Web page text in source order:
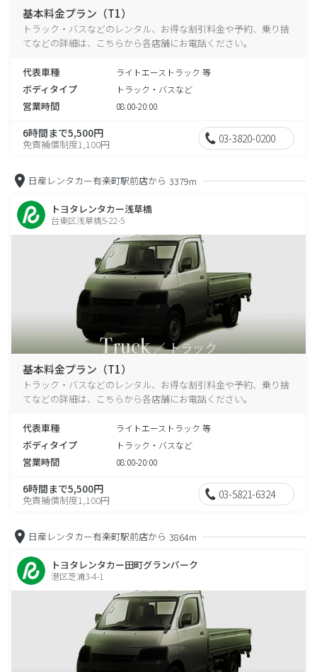
基本料金プラン（T1）
トラック・バスなどのレンタル、お得な割引料金や予約、乗り捨
てなどの詳細は、こちらから各店舗にお電話ください。
代表車種 ライトエーストラック 等
ボディタイプ トラック・バスなど
営業時間 08:00-20:00
6時間まで5,500円
免責補償制度1,100円 03-3820-0200
日産レンタカー有楽町駅前店から 3379m
トヨタレンタカー浅草橋
台東区浅草橋5-22-5
基本料金プラン（T1）
トラック・バスなどのレンタル、お得な割引料金や予約、乗り捨
てなどの詳細は、こちらから各店舗にお電話ください。
代表車種 ライトエーストラック 等
ボディタイプ トラック・バスなど
営業時間 08:00-20:00
6時間まで5,500円
免責補償制度1,100円 03-5821-6324
日産レンタカー有楽町駅前店から 3864m
トヨタレンタカー田町グランパーク
港区芝浦3-4-1